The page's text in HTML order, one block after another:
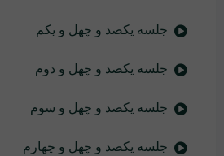
جلسه یکصد و چهل و یکم
جلسه یکصد و چهل و دوم
جلسه یکصد و چهل و سوم
جلسه یکصد و چهل و چهارم